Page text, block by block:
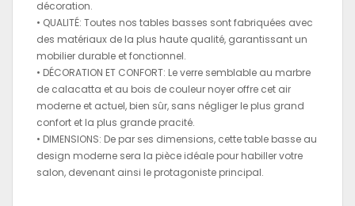
décoration.
• QUALITÉ: Toutes nos tables basses sont fabriquées avec
des matériaux de la plus haute qualité, garantissant un
mobilier durable et fonctionnel.
• DÉCORATION ET CONFORT: Le verre semblable au marbre
de calacatta et au bois de couleur noyer offre cet air
moderne et actuel, bien sûr, sans négliger le plus grand
confort et la plus grande pracité.
• DIMENSIONS: De par ses dimensions, cette table basse au
design moderne sera la pièce idéale pour habiller votre
salon, devenant ainsi le protagoniste principal.